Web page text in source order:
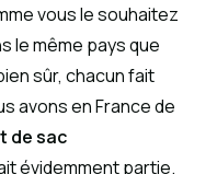
vous le souhaitez
le même pays que
sûr, chacun fait
avons en France de
de sac
évidemment partie.